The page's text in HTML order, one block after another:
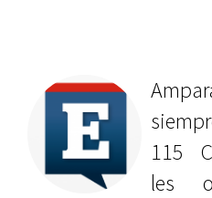
115
les